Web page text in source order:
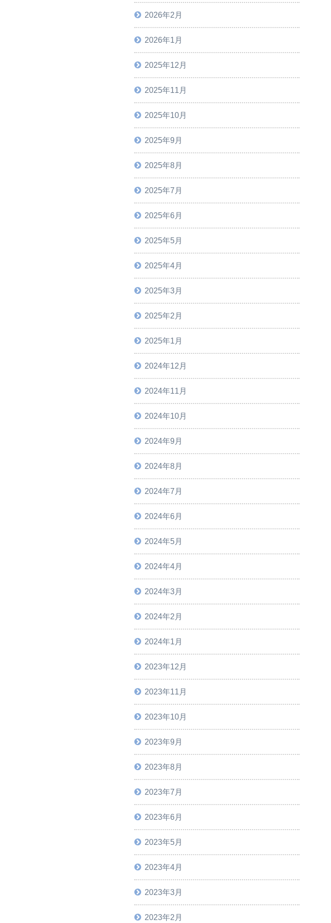
2026年2月
2026年1月
2025年12月
2025年11月
2025年10月
2025年9月
2025年8月
2025年7月
2025年6月
2025年5月
2025年4月
2025年3月
2025年2月
2025年1月
2024年12月
2024年11月
2024年10月
2024年9月
2024年8月
2024年7月
2024年6月
2024年5月
2024年4月
2024年3月
2024年2月
2024年1月
2023年12月
2023年11月
2023年10月
2023年9月
2023年8月
2023年7月
2023年6月
2023年5月
2023年4月
2023年3月
2023年2月